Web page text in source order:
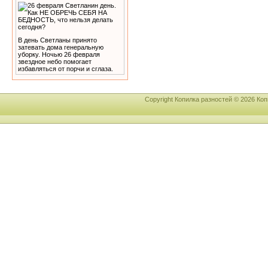
В день Светланы принято
затевать дома генеральную
уборку. Ночью 26 февраля
звездное небо помогает
избавляться от порчи и сглаза.
Copyright Копилка разностей © 2026